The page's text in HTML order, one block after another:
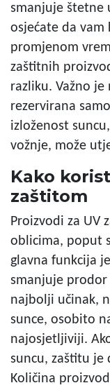
smanjuje štetne
osjećate da vam
promjenom
zaštitnih
razliku. Važno
rezervirana
izloženost
vožnje, može
Kako
zaštitom
Proizvodi za UV
oblicima, poput
glavna funkcija
smanjuje prodor
najbolji učinak,
sunce, osobito
najosjetljiviji.
suncu, zaštitu
Količina